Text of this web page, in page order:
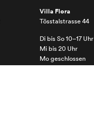
Villa Flora
Tösstalstrasse 44
Di bis So 10–17 Uhr
Mi bis 20 Uhr
Mo geschlossen